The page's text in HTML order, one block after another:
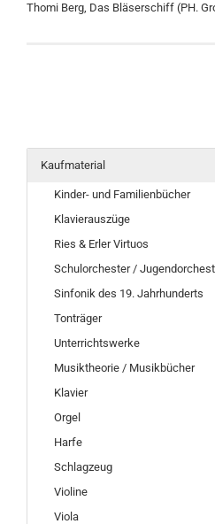
Thomi Berg, Das Bläserschiff (PH.
Kaufmaterial
Kinder- und Familienbücher
Klavierauszüge
Ries & Erler Virtuos
Schulorchester /
Sinfonik des 19. Jahrhunderts
Tonträger
Unterrichtswerke
Musiktheorie / Musikbücher
Klavier
Orgel
Harfe
Schlagzeug
Violine
Viola